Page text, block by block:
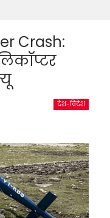
Crash:
देश-विदेश